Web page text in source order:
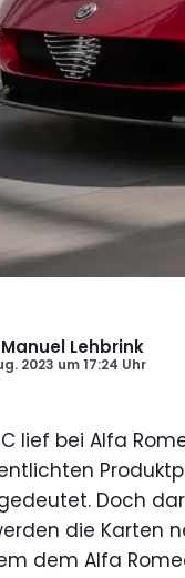
Manuel Lehbrink
2023 um17:24 Uhr
lief bei Alfa
Doch
die Karten
dem Alfa